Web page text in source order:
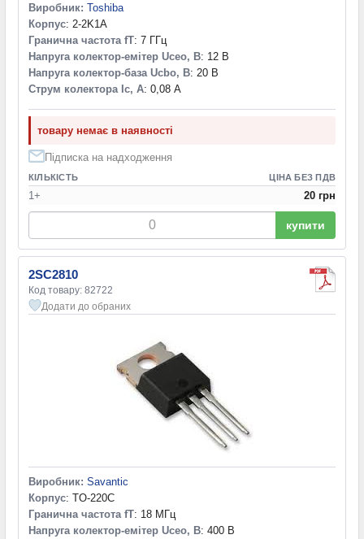
Виробник: Toshiba
Корпус: 2-2K1A
Гранична частота fT: 7 ГГц
Напруга колектор-емітер Uceo, В: 12 В
Напруга колектор-база Ucbo, В: 20 В
Струм колектора Ic, А: 0,08 А
товару немає в наявності
Підписка на надходження
КІЛЬКІСТЬ ЦІНА БЕЗ ПДВ
1+ 20 грн
купити
2SC2810
Код товару: 82722
Додати до обраних
Виробник: Savantic
Корпус: TO-220C
Гранична частота fT: 18 МГц
Напруга колектор-емітер Uceo, В: 400 В